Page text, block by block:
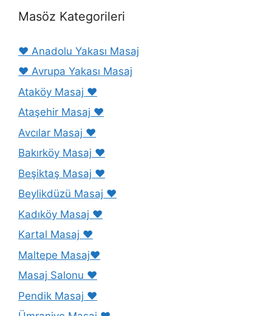
Masöz Kategorileri
❤️ Anadolu Yakası Masaj
❤️ Avrupa Yakası Masaj
Ataköy Masaj ❤️
Ataşehir Masaj ❤️
Avcılar Masaj ❤️
Bakırköy Masaj ❤️
Beşiktaş Masaj ❤️
Beylikdüzü Masaj ❤️
Kadıköy Masaj ❤️
Kartal Masaj ❤️
Maltepe Masaj❤️
Masaj Salonu ❤️
Pendik Masaj ❤️